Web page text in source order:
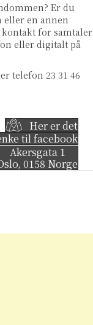
Er du
en annen
for samtaler
eller digitalt på
telefon 23 31 46
Her er det
til facebook
Akersgata 1
, 0158 Norge